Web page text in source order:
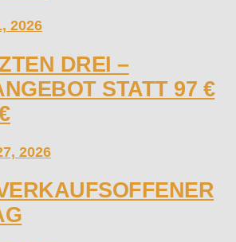
2026
DREI –
STATT 97 €
2026